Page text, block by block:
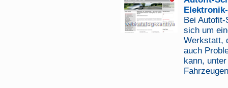
Bei
sich um
Werkstatt,
auch
kann,